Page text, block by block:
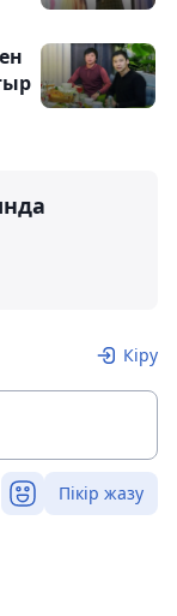
Кіру
Пікір жазу